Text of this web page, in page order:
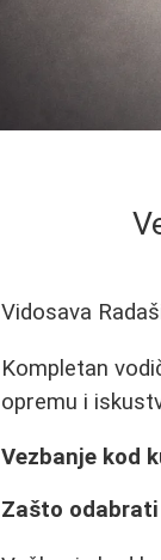
Vidosava
Kompletan
opremu i
Vezbanje kod
Zašto odabrati